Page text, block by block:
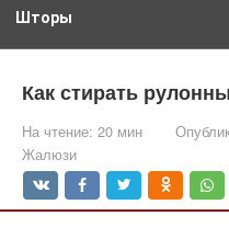
Шторы
Как стирать
На чтение: 20 мин
Жалюзи